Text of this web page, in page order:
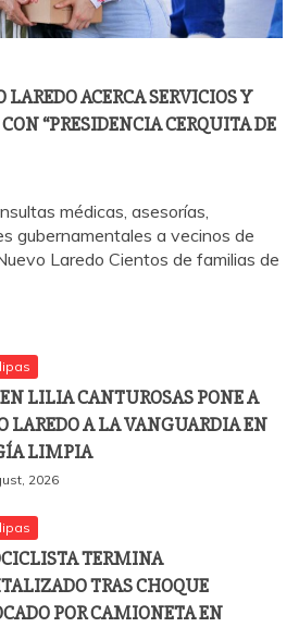
ACERCA SERVICIOS Y
“PRESIDENCIA CERQUITA DE
médicas, asesorías,
gubernamentales a vecinos de
Laredo Cientos de familias de
LILIA CANTUROSAS PONE A
LAREDO A LA VANGUARDIA EN
LIMPIA
2026
TERMINA
TRAS CHOQUE
POR CAMIONETA EN